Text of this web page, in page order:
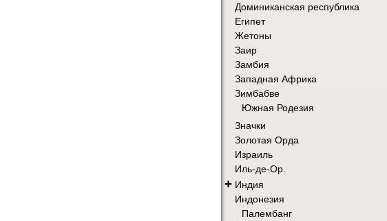
Доминиканская республика
Египет
Жетоны
Заир
Замбия
Западная Африка
Зимбабве
Южная Родезия
Значки
Золотая Орда
Израиль
Иль-де-Ор.
+ Индия
Индонезия
Палембанг